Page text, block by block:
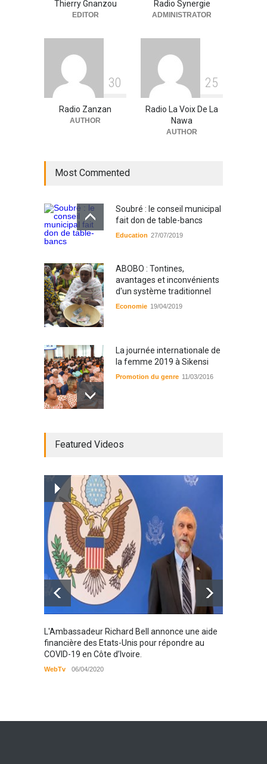
Actualité 09/03/2026
Thierry Gnanzou
EDITOR
Radio Synergie
ADMINISTRATOR
30
Radio Zanzan
AUTHOR
25
Radio La Voix De La
Nawa
AUTHOR
Most Commented
Soubré : le conseil municipal
fait don de table-bancs
Education 27/07/2019
ABOBO : Tontines,
avantages et inconvénients
d'un système traditionnel
Economie 19/04/2019
La journée internationale de
la femme 2019 à Sikensi
Promotion du genre 11/03/2016
Radio partenaire
Magazine : le service de
prise en charge des
personnes vivantes avec le
VIH
Santé 25/03/2019
Featured Videos
L'Ambassadeur Richard Bell annonce une aide
financière des Etats-Unis pour répondre au
COVID-19 en Côte d’Ivoire.
WebTv 06/04/2020